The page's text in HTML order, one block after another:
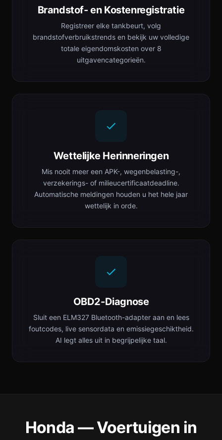
Brandstof- en Kostenregistratie
Registreer elke tankbeurt, volg
brandstofverbruikstrends en bekijk uw volledige
totale eigendomskosten over 8
uitgavencategorieën.
Wettelijke Herinneringen
Mis nooit meer een APK-, wegenbelasting-,
verzekerings- of milieucertificaatdeadline.
Automatische meldingen houden u het hele jaar
wettelijk in orde.
OBD2-Diagnose
Sluit een ELM327 Bluetooth-adapter aan en lees
foutcodes, live sensordata en emissiegeschiktheid.
AI legt alles uit in begrijpelijke taal.
Honda — Voertuigen in